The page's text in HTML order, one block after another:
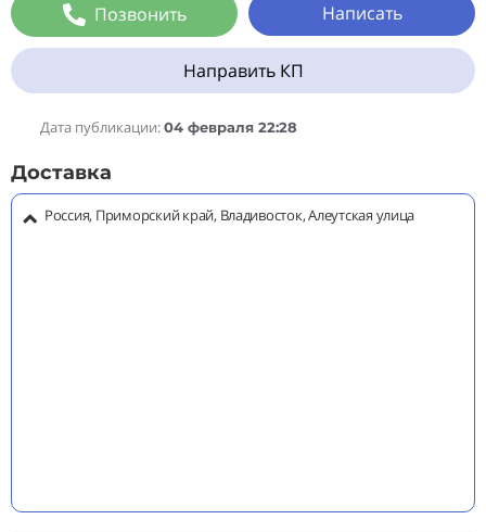
Позвонить Написать
Направить КП
Дата публикации:04 февраля 22:28
Доставка
Россия, Приморский край, Владивосток, Алеутская улица